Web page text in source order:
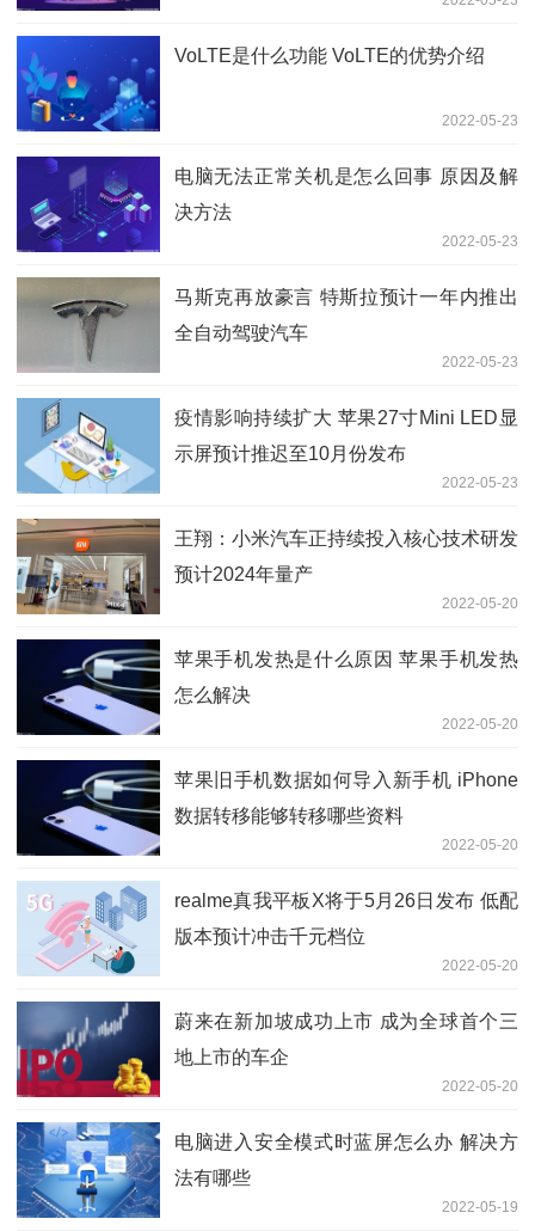
VoLTE是什么功能 VoLTE的优势介绍
2022-05-23
电脑无法正常关机是怎么回事 原因及解
决方法
2022-05-23
马斯克再放豪言 特斯拉预计一年内推出
全自动驾驶汽车
2022-05-23
疫情影响持续扩大 苹果27寸Mini LED显
示屏预计推迟至10月份发布
2022-05-23
王翔：小米汽车正持续投入核心技术研发
预计2024年量产
2022-05-20
苹果手机发热是什么原因 苹果手机发热
怎么解决
2022-05-20
苹果旧手机数据如何导入新手机 iPhone
数据转移能够转移哪些资料
2022-05-20
realme真我平板X将于5月26日发布 低配
版本预计冲击千元档位
2022-05-20
蔚来在新加坡成功上市 成为全球首个三
地上市的车企
2022-05-20
电脑进入安全模式时蓝屏怎么办 解决方
法有哪些
2022-05-19